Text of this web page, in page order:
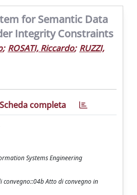
for Semantic Data
Integrity Constraints
; ROSATI, Riccardo; RUZZI,
Scheda completa
Systems Engineering
convegno::04b Atto di convegno in